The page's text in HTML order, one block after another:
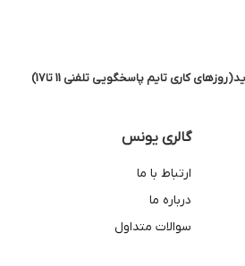
کاری تایم پاسخگویی تلفنی 11 تا17)
گالری یونس
ارتباط با ما
درباره ما
سوالات متداول